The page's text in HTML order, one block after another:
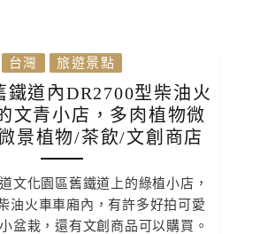
台灣 旅遊景點
鐵道內DR2700型柴油火
文青小店，多肉植物微
景植物/茶飲/文創商店
文化園區舊鐵道上的綠植小店，
油火車車廂內，有許多好拍可愛
盆栽，還有文創商品可以購買。